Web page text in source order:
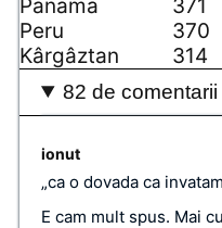
Panama 371
Peru
370
Kârgâztan
314
82 de comentarii
ionut
„ca o dovada ca
E cam mult spus. Mai